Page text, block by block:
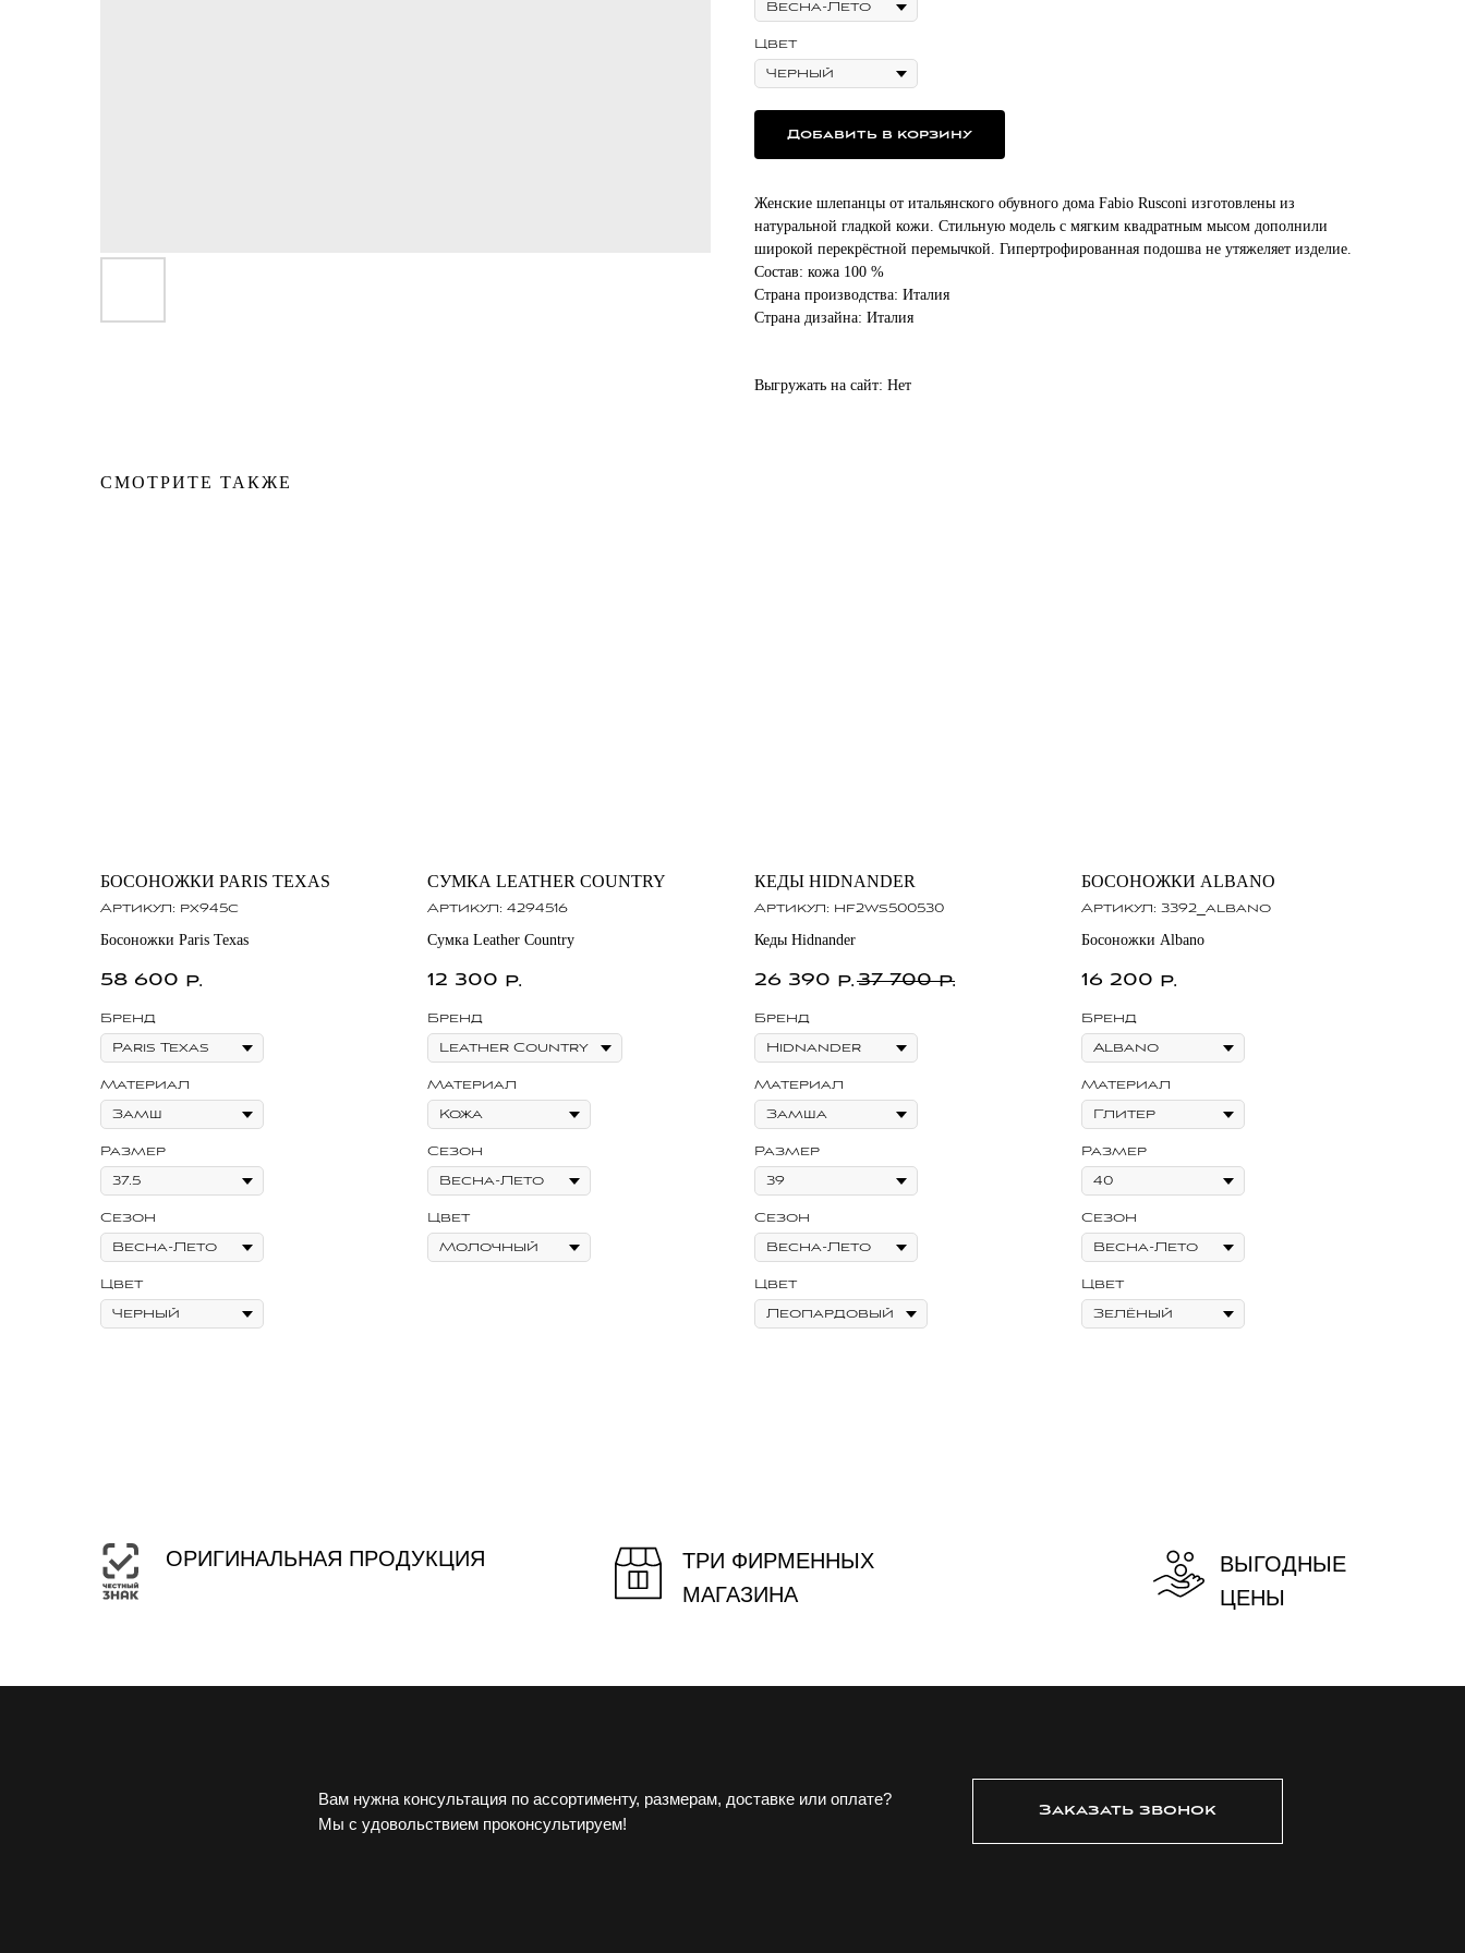
Цвет
Добавить в корзину
Женские шлепанцы от итальянского обувного дома Fabio Rusconi изготовлены из
натуральной гладкой кожи. Стильную модель с мягким квадратным мысом дополнили
широкой перекрёстной перемычкой. Гипертрофированная подошва не утяжеляет изделие.
Состав: кожа 100 %
Страна производства: Италия
Страна дизайна: Италия
Выгружать на сайт: Нет
СМОТРИТЕ ТАКЖЕ
БОСОНОЖКИ PARIS TEXAS
Артикул: px945c
Босоножки Paris Texas
58 600 р.
Бренд
Материал
Размер
Сезон
Цвет
СУМКА LEATHER COUNTRY
Артикул: 4294516
Сумка Leather Country
12 300 р.
Бренд
Материал
Сезон
Цвет
КЕДЫ HIDNANDER
Артикул: hf2ws500530
Кеды Hidnander
26 390 р.37 700 р.
Бренд
Материал
Размер
Сезон
Цвет
БОСОНОЖКИ ALBANO
Артикул: 3392_albano
Босоножки Albano
16 200 р.
Бренд
Материал
Размер
Сезон
Цвет
ОРИГИНАЛЬНАЯ ПРОДУКЦИЯ
ТРИ ФИРМЕННЫХ
МАГАЗИНА
ВЫГОДНЫЕ
ЦЕНЫ
Вам нужна консультация по ассортименту, размерам, доставке или оплате?
Мы с удовольствием проконсультируем!
Заказать звонок